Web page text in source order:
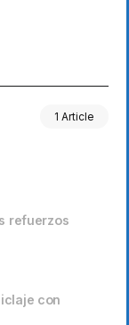
1 Article
refuerzos
con